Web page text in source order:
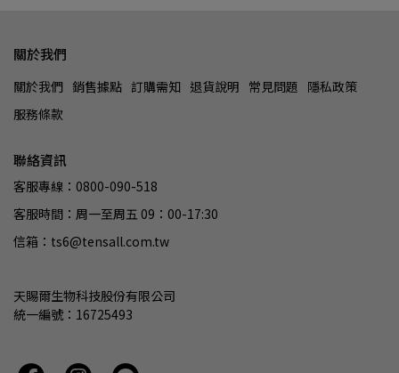
關於我們
關於我們 銷售據點 訂購需知 退貨說明 常見問題 隱私政策
服務條款
聯絡資訊
客服專線：0800-090-518
客服時間：周一至周五 09：00-17:30
信箱：ts6@tensall.com.tw
天賜爾生物科技股份有限公司
統一編號：16725493